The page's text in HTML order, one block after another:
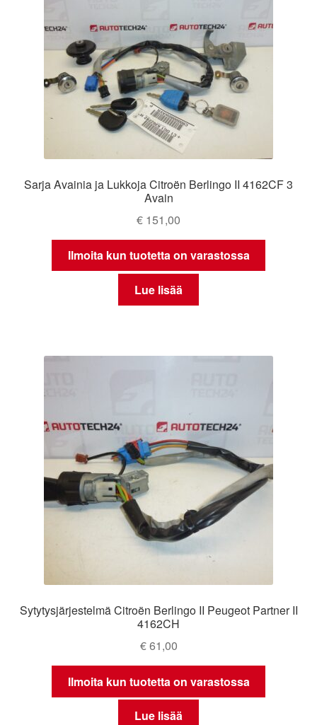
Sarja Avainia ja Lukkoja Citroën Berlingo II 4162CF 3
Avain
€ 151,00
Ilmoita kun tuotetta on varastossa
Lue lisää
Sytytysjärjestelmä Citroën Berlingo II Peugeot Partner II
4162CH
€61,00
Ilmoita kun tuotetta on varastossa
Lue lisää